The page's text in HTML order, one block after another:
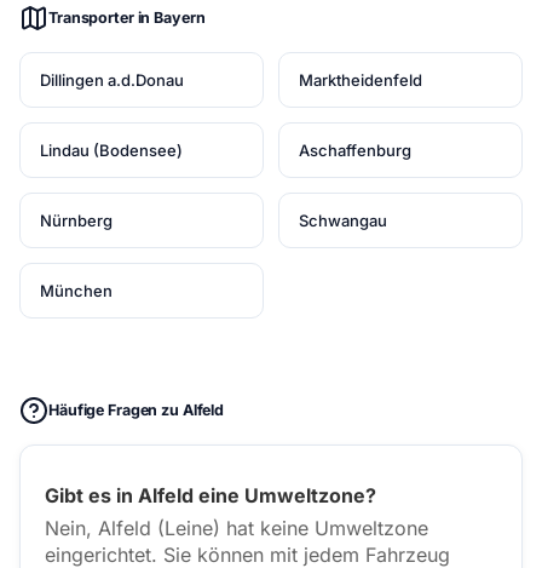
Transporter in Bayern
Dillingen a.d.Donau Marktheidenfeld
Lindau (Bodensee) Aschaffenburg
Nürnberg Schwangau
München
Häufige Fragen zu Alfeld
Gibt es in Alfeld eine Umweltzone?
Nein, Alfeld (Leine) hat keine Umweltzone
eingerichtet. Sie können mit jedem Fahrzeug